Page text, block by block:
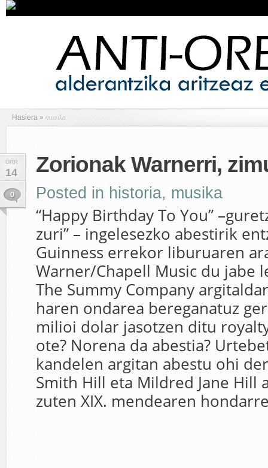
Hasiera » musika
URR
14
0
Zorionak Warnerri,
Posted in historia, musika
“Happy Birthday To You”
zuri” – ingelesezko abestirik
Guinness errekor liburuaren
Warner/Chapell Music du jabe
The Summy Company
haren ondarea bereganatuz
milioi dolar jasotzen ditu
ote? Norena da abestia?
kandelen argitan abestu ohi
Smith Hill eta Mildred Jane Hill
zuten XIX. mendearen